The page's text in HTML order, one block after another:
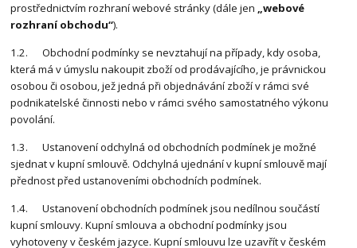
prostřednictvím rozhraní webové stránky (dále jen „webové
rozhraní obchodu“).
1.2. Obchodní podmínky se nevztahují na případy, kdy osoba,
která má v úmyslu nakoupit zboží od prodávajícího, je právnickou
osobou či osobou, jež jedná při objednávání zboží v rámci své
podnikatelské činnosti nebo v rámci svého samostatného výkonu
povolání.
1.3. Ustanovení odchylná od obchodních podmínek je možné
sjednat v kupní smlouvě. Odchylná ujednání v kupní smlouvě mají
přednost před ustanoveními obchodních podmínek.
1.4. Ustanovení obchodních podmínek jsou nedílnou součástí
kupní smlouvy. Kupní smlouva a obchodní podmínky jsou
vyhotoveny v českém jazyce. Kupní smlouvu lze uzavřít v českém